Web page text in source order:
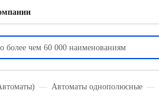
Автоматы однополюсные